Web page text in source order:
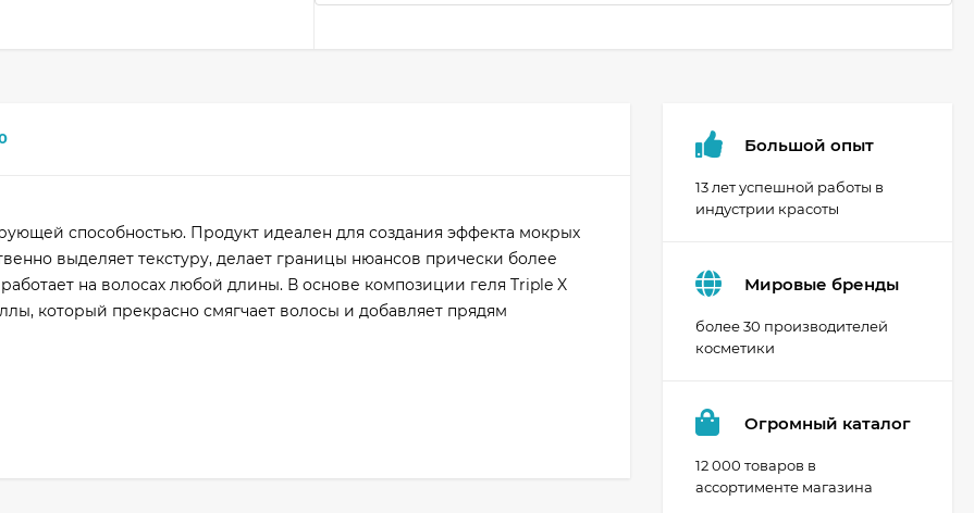
способностью. Продукт идеален для создания эффекта мокрых
выделяет текстуру, делает границы нюансов прически более
на волосах любой длины. В основе композиции геля Triple X
который прекрасно смягчает волосы и добавляет прядям
Большой опыт
13 лет успешной работы в
индустрии красоты
Мировые бренды
более 30 производителей
косметики
Огромный каталог
12 000 товаров в
ассортименте магазина